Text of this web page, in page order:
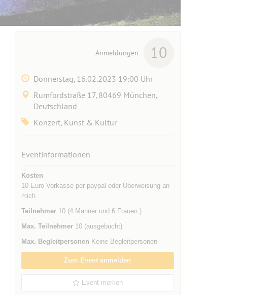
Anmeldungen 10
Donnerstag, 16.02.2023 19:00 Uhr
Rumfordstraße 17, 80469 München,
Deutschland
Konzert, Kunst & Kultur
Eventinformationen
Kosten
10 Euro Vorkasse per paypal oder Überweisung an
mich
Teilnehmer10 (4 Männer und 6 Frauen )
Max. Teilnehmer10 (ausgebucht)
Max. Begleitpersonen Keine Begleitpersonen
Zum Event anmelden
Event merken